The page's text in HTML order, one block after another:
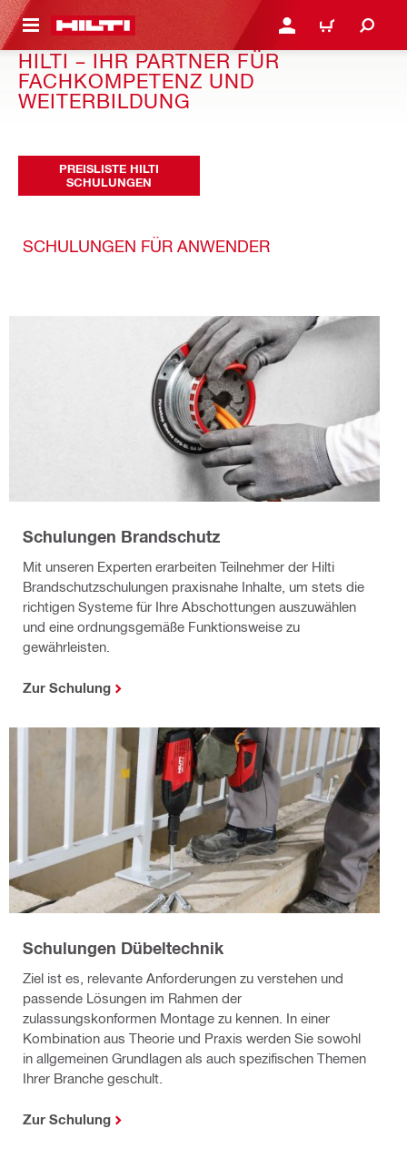
ANMELDEN ODER
WARENKORB
HILTI – IHR PARTNER FÜR
FACHKOMPETENZ UND
WEITERBILDUNG
PREISLISTE HILTI
SCHULUNGEN
SCHULUNGEN FÜR ANWENDER
Schulungen Brandschutz
Mit unseren Experten erarbeiten Teilnehmer der Hilti
Brandschutzschulungen praxisnahe Inhalte, um stets die
richtigen Systeme für Ihre Abschottungen auszuwählen
und eine ordnungsgemäße Funktionsweise zu
gewährleisten.
Zur Schulung
Schulungen Dübeltechnik
Ziel ist es, relevante Anforderungen zu verstehen und
passende Lösungen im Rahmen der
zulassungskonformen Montage zu kennen. In einer
Kombination aus Theorie und Praxis werden Sie sowohl
in allgemeinen Grundlagen als auch spezifischen Themen
Ihrer Branche geschult.
Zur Schulung